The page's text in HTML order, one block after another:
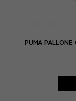
PUMA PALLONE